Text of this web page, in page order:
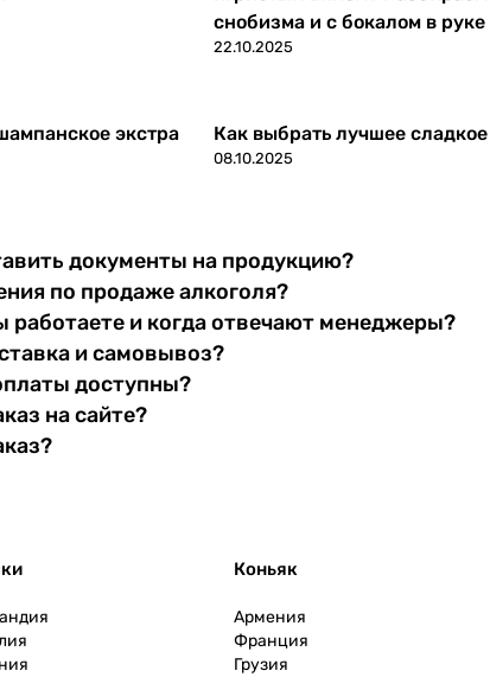
снобизма и с бокалом в руке
22.10.2025
экстра
Как выбрать лучшее
08.10.2025
документы на продукцию?
по продаже алкоголя?
работаете и когда отвечают менеджеры?
и самовывоз?
доступны?
на сайте?
Коньяк
Армения
Франция
Грузия